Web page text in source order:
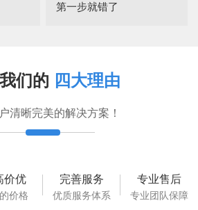
第一步就错了
们的 四大理由
清晰完美的解决方案！
价优
价格
完善服务
优质服务体系
专业售后
专业团队保障